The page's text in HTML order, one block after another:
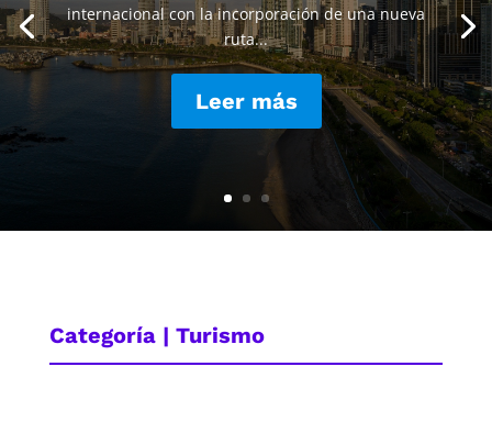
internacional con la incorporación de una nueva
ruta...
Leer más
Categoría | Turismo